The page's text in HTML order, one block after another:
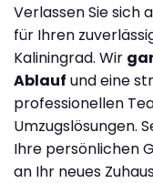
Verlassen Sie sich
für Ihren
Kaliningrad. Wir
Ablauf und eine
professionellen
Umzugslösungen.
Ihre persönlichen
an Ihr neues